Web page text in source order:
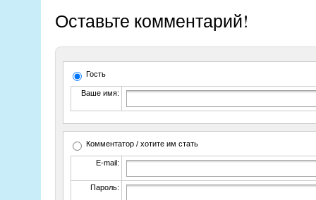
Оставьте комментарий!
Гость
Ваше имя:
Комментатор / хотите им стать
E-mail:
Пароль: